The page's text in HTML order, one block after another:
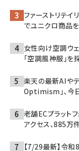
ファーストリテ
でユニクロ商品
女性向け空調ウ
「空調風神服」を
楽天の最新AIや
Optimism」、今
老舗ECプラット
アクセス、885万
【7/29最新】令和